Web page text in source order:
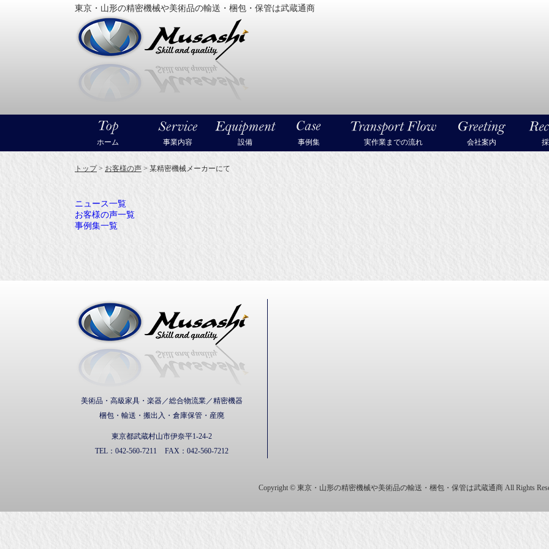
東京・山形の精密機械や美術品の輸送・梱包・保管は武蔵通商
ホーム 事業内容 設備 事例集 実作業までの流れ 会社案内
トップ> お客様の声 > 某精密機械メーカーにて
ニュース一覧
お客様の声一覧
事例集一覧
美術品・高級家具・楽器／総合物流業／精密機器
梱包・輸送・搬出入・倉庫保管・産廃
東京都武蔵村山市伊奈平1-24-2
TEL： 042-560-7211 FAX： 042-560-7212
Copyright © 東京・山形の精密機械や美術品の輸送・梱包・保管は武蔵通商 All Rights